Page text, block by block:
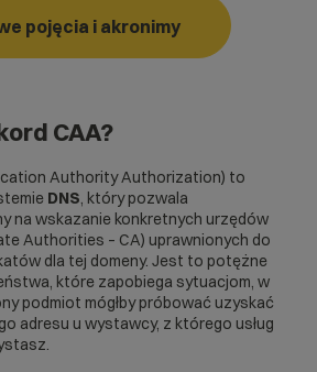
pojęcia i akronimy
CAA?
Authority Authorization) to
DNS, który pozwala
na wskazanie konkretnych urzędów
Authorities – CA) uprawnionych do
dla tej domeny. Jest to potężne
które zapobiega sytuacjom, w
podmiot mógłby próbować uzyskać
adresu u wystawcy, z którego usług